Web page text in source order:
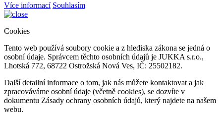
Více informací Souhlasím
Cookies
Tento web používá soubory cookie a z hlediska zákona se jedná o
osobní údaje. Správcem těchto osobních údajů je JUKKA s.r.o.,
Lhotská 772, 68722 Ostrožská Nová Ves, IČ: 25502182.
Další detailní informace o tom, jak nás můžete kontaktovat a jak
zpracováváme osobní údaje (včetně cookies), se dozvíte v
dokumentu Zásady ochrany osobních údajů, který najdete na našem
webu.